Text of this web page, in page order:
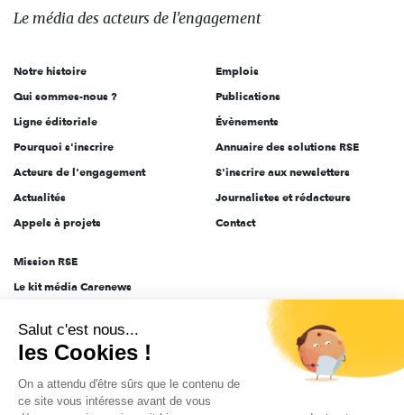
des
l'engagement
Le média des acteurs de l'engagement
Notre histoire
Qui sommes-nous ?
Ligne éditoriale
Pourquoi s'inscrire
Acteurs de l'engagement
Actualités
Appels à projets
Emplois
Publications
Évènements
Annuaire des solutions RSE
S'inscrire aux newsletters
Journalistes et rédacteurs
Contact
Mission RSE
Le kit média Carenews
AEF info
Novethic
PRODURABLE
Inclusiv Day
Salut c'est nous...
les Cookies !
On a attendu d'être sûrs que le contenu de
ce site vous intéresse avant de vous